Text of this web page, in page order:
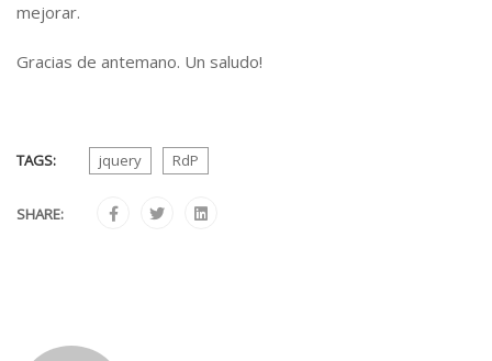
mejorar.
Gracias de antemano. Un saludo!
TAGS: jquery RdP
SHARE: